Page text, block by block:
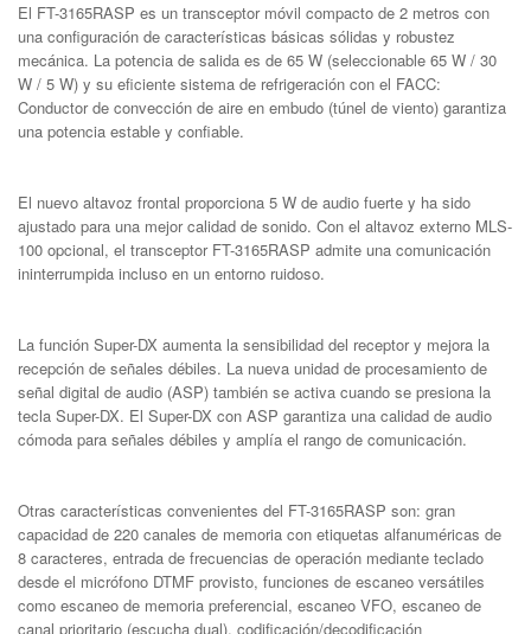
El FT-3165RASP es un transceptor móvil compacto de 2 metros con
una configuración de características básicas sólidas y robustez
mecánica. La potencia de salida es de 65 W (seleccionable 65 W / 30
W / 5 W) y su eficiente sistema de refrigeración con el FACC:
Conductor de convección de aire en embudo (túnel de viento) garantiza
una potencia estable y confiable.
El nuevo altavoz frontal proporciona 5 W de audio fuerte y ha sido
ajustado para una mejor calidad de sonido. Con el altavoz externo MLS-
100 opcional, el transceptor FT-3165RASP admite una comunicación
ininterrumpida incluso en un entorno ruidoso.
La función Super-DX aumenta la sensibilidad del receptor y mejora la
recepción de señales débiles. La nueva unidad de procesamiento de
señal digital de audio (ASP) también se activa cuando se presiona la
tecla Super-DX. El Super-DX con ASP garantiza una calidad de audio
cómoda para señales débiles y amplía el rango de comunicación.
Otras características convenientes del FT-3165RASP son: gran
capacidad de 220 canales de memoria con etiquetas alfanuméricas de
8 caracteres, entrada de frecuencias de operación mediante teclado
desde el micrófono DTMF provisto, funciones de escaneo versátiles
como escaneo de memoria preferencial, escaneo VFO, escaneo de
canal prioritario (escucha dual), codificación/decodificación